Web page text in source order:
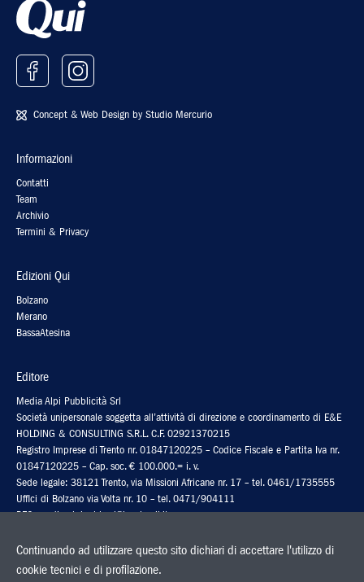
Concept & Web Design by Studio Mercurio
Informazioni
Contatti
Team
Archivio
Termini & Privacy
Edizioni Qui
Bolzano
Merano
BassaAtesina
Editore
Media Alpi Pubblicità Srl
Società unipersonale soggetta all’attività di direzione e coordinamento di E&E
HOLDING & CONSULTING S.R.L. C.F. 02921370215
Registro Imprese di Trento nr. 01847120225 – Codice Fiscale e Partita Iva nr.
01847120225 – Cap. soc. € 100.000.= i. v.
Sede legale: 38121 Trento, via Missioni Africane nr. 17 – tel. 0461/1735555
Uffici di Bolzano via Volta nr. 10 – tel. 0471/904111
PEC: media-alpipubb.srl@legalmail.it
Stampa
Continuando ad utilizzare questo sito dichiari di accettare l'utilizzo di
cookie tecnici e di profilazione.